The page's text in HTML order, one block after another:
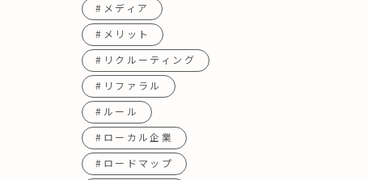
#メディア
#メリット
#リクルーティング
#リファラル
#ルール
#ローカル企業
#ロードマップ